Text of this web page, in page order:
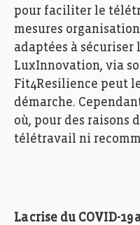
pour faciliter le
mesures
adaptées à sécuriser
LuxInnovation, via
Fit4Resilience peut
démarche.
où, pour des raisons
télétravail ni
La crise du COVID-19